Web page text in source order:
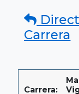
Carrera
Carrera: